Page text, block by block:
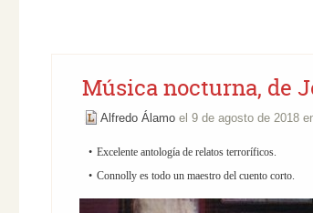
Música nocturna, de
Alfredo Álamo el 9 de agosto de 2018
Excelente antología de relatos terroríficos.
Connolly es todo un maestro del cuento corto.